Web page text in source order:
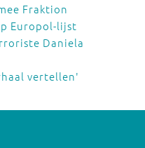
Fraktion
Europol-lijst
Daniela
vertellen'